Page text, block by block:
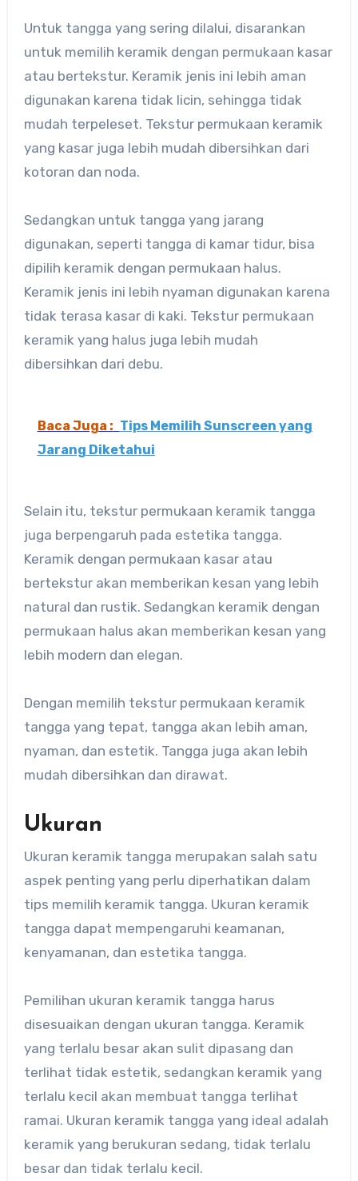
Untuk tangga yang sering dilalui, disarankan
untuk memilih keramik dengan permukaan kasar
atau bertekstur. Keramik jenis ini lebih aman
digunakan karena tidak licin, sehingga tidak
mudah terpeleset. Tekstur permukaan keramik
yang kasar juga lebih mudah dibersihkan dari
kotoran dan noda.
Sedangkan untuk tangga yang jarang
digunakan, seperti tangga di kamar tidur, bisa
dipilih keramik dengan permukaan halus.
Keramik jenis ini lebih nyaman digunakan karena
tidak terasa kasar di kaki. Tekstur permukaan
keramik yang halus juga lebih mudah
dibersihkan dari debu.
Baca Juga : Tips Memilih Sunscreen yang
Jarang Diketahui
Selain itu, tekstur permukaan keramik tangga
juga berpengaruh pada estetika tangga.
Keramik dengan permukaan kasar atau
bertekstur akan memberikan kesan yang lebih
natural dan rustik. Sedangkan keramik dengan
permukaan halus akan memberikan kesan yang
lebih modern dan elegan.
Dengan memilih tekstur permukaan keramik
tangga yang tepat, tangga akan lebih aman,
nyaman, dan estetik. Tangga juga akan lebih
mudah dibersihkan dan dirawat.
Ukuran
Ukuran keramik tangga merupakan salah satu
aspek penting yang perlu diperhatikan dalam
tips memilih keramik tangga. Ukuran keramik
tangga dapat mempengaruhi keamanan,
kenyamanan, dan estetika tangga.
Pemilihan ukuran keramik tangga harus
disesuaikan dengan ukuran tangga. Keramik
yang terlalu besar akan sulit dipasang dan
terlihat tidak estetik, sedangkan keramik yang
terlalu kecil akan membuat tangga terlihat
ramai. Ukuran keramik tangga yang ideal adalah
keramik yang berukuran sedang, tidak terlalu
besar dan tidak terlalu kecil.